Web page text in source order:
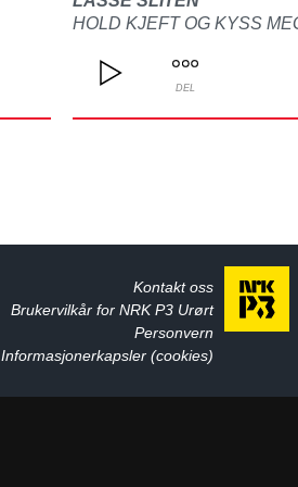
HOLD KJEFT OG KYSS
DEL
Kontakt oss
Brukervilkår for NRK P3 Urørt
Personvern
Informasjonerkapsler (cookies)